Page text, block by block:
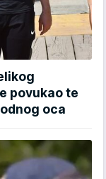
povukao te
oca